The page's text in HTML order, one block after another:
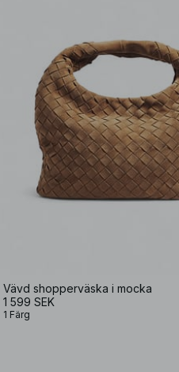
Vävd shopperväska i mocka
1 599 SEK
1 Färg